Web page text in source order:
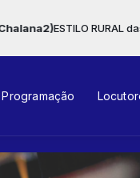
às 06:30 -Tocando
Programação